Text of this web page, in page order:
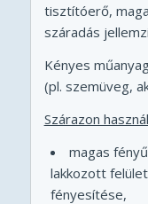
tisztítóerő,
száradás
Kényes
(pl. szemüveg,
Szárazon
magas
lakkozott
fényesítése,